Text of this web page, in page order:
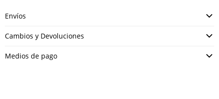
Envíos
Cambios y Devoluciones
Medios de pago